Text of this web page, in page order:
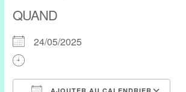
QUAND
24/05/2025